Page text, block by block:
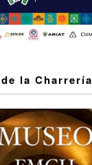
la Charrería